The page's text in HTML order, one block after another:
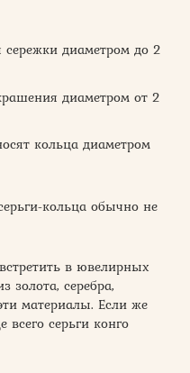
диаметром до 2
диаметром от 2
кольца диаметром
кольца обычно не
в ювелирных
золота, серебра,
материалы. Если же
серьги конго